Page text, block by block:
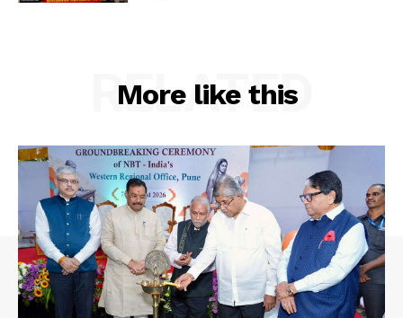
More like this
RELATED